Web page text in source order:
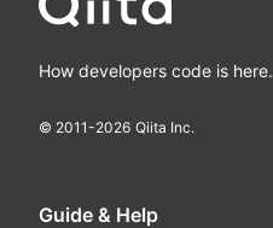
How developers code is here.
© 2011-2026 Qiita Inc.
Guide & Help